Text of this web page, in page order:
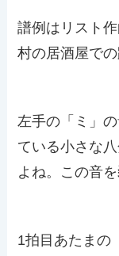
譜例はリスト
村の居酒屋での
左手の「ミ」
ている小さな
よね。この音を
1拍目あたまの